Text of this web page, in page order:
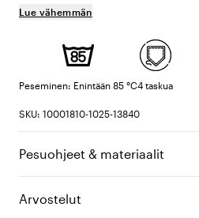
Lue vähemmän
Peseminen: Enintään 85 °C4 taskua
SKU: 10001810-1025-13840
Pesuohjeet & materiaalit
Arvostelut